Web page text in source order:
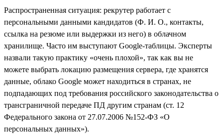
Распространенная ситуация: рекрутер работает с
персональными данными кандидатов (Ф. И. О., контакты,
ссылка на резюме или выдержки из него) в облачном
хранилище. Часто им выступают Google-таблицы. Эксперты
назвали такую практику «очень плохой», так как вы не
можете выбрать локацию размещения сервера, где хранятся
данные, облако Google может находиться в странах, не
подпадающих под требования российского законодательства о
трансграничной передаче ПД другим странам (ст. 12
Федерального закона от 27.07.2006 №152-ФЗ «О
персональных данных»).